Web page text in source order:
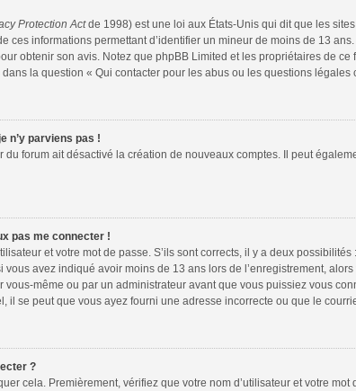
Protection Actde 1998) est une loi aux États-Unis qui dit que les
ces informations permettant d’identifier un mineur de moins de 13
obtenir son avis. Notez que phpBB Limited et les propriétaires de
la question « Qui contacter pour les abus ou les questions légales
n’y parviens pas !
du forum ait désactivé la création de nouveaux comptes. Il peut
pas me connecter !
et votre mot de passe. S’ils sont corrects, il y a deux possibilités :
vous avez indiqué avoir moins de 13 ans lors de l’enregistrement,
vous-même ou par un administrateur avant que vous puissiez vous
il se peut que vous ayez fourni une adresse incorrecte ou que le
?
cela. Premièrement, vérifiez que votre nom d’utilisateur et votre